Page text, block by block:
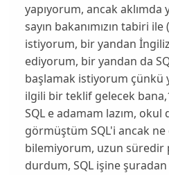
yapıyorum, ancak aklımda
sayın bakanımızın tabiri ile
istiyorum, bir yandan
ediyorum, bir yandan da
başlamak istiyorum çünkü
ilgili bir teklif gelecek bana,1
SQL e adamam lazım,
görmüştüm SQL'i ancak ne
bilemiyorum, uzun süredir
durdum, SQL işine